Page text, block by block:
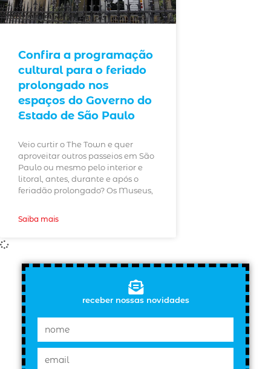
Confira a programação
cultural para o feriado
prolongado nos
espaços do Governo do
Estado de São Paulo
Veio curtir o The Town e quer
aproveitar outros passeios em São
Paulo ou mesmo pelo interior e
litoral, antes, durante e após o
feriadão prolongado? Os Museus,
Saiba mais
receber nossas novidades